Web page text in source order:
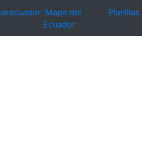
Mapa del
Ecuador
Planillas